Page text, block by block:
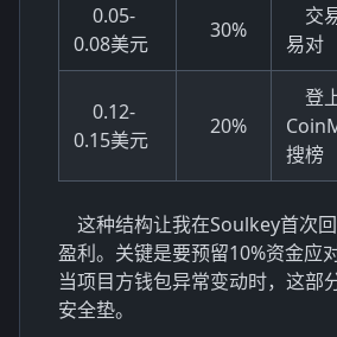
0.05-
0.08美元
30%
交
易对
0.12-
0.15美元
20%
登
搜榜
这种结构让我在Soulkey首次
盈利。关键是要预留10%资金
当项目方钱包异常变动时，这部
安全垫。